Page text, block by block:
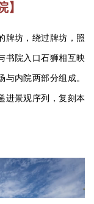
】
牌坊，绕过牌坊，照
书院入口石狮相互映
内院两部分组成。
进景观序列，复刻本